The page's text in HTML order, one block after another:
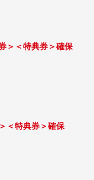
＞＜特典券＞確保
＜特典券＞確保